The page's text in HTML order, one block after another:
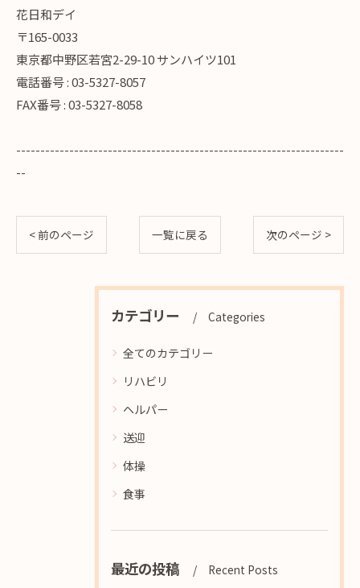
花日和デイ
〒165-0033
東京都中野区若宮2-29-10 サンハイツ101
電話番号 : 03-5327-8057
FAX番号 : 03-5327-8058
--------------------------------------------------------------------
--
< 前のページ 一覧に戻る 次のページ >
カテゴリー Categories
全てのカテゴリー
リハビリ
ヘルパー
送迎
体操
食事
最近の投稿 Recent Posts